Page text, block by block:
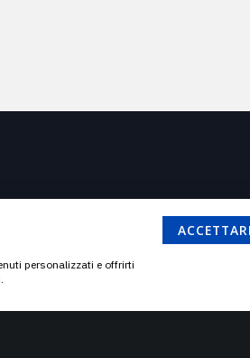
personalizzati e offrirti